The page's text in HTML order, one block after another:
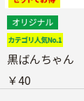
黒ばんちゃん
￥40